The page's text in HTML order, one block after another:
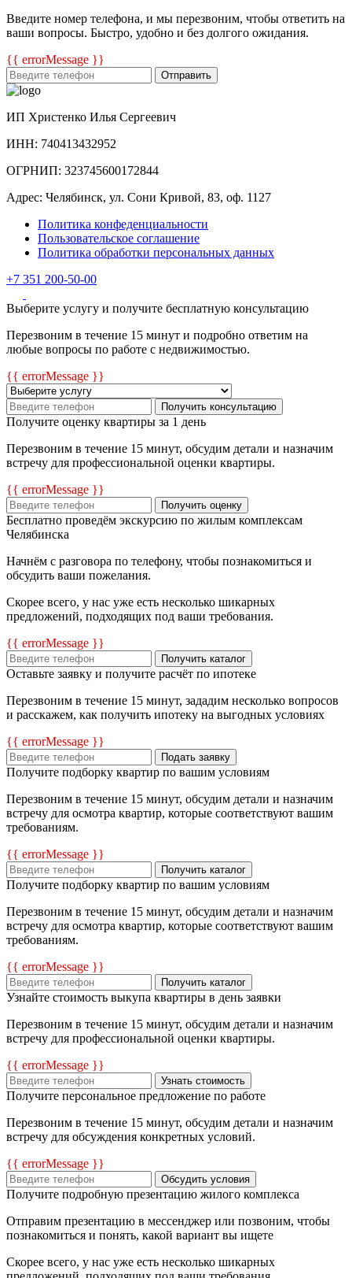
Введите номер телефона, и мы перезвоним, чтобы ответить на
ваши вопросы. Быстро, удобно и без долгого ожидания.
{{ errorMessage }}
Отправить
ИП Христенко Илья Сергеевич
ИНН: 740413432952
ОГРНИП: 323745600172844
Адрес: Челябинск, ул. Сони Кривой, 83, оф. 1127
Политика конфеденциальности
Пользовательское соглашение
Политика обработки персональных данных
+7 351 200-50-00
Выберите услугу и получите бесплатную консультацию
Перезвоним в течение 15 минут и подробно ответим на
любые вопросы по работе с недвижимостью.
{{ errorMessage }}
Получить консультацию
Получите оценку квартиры за 1 день
Перезвоним в течение 15 минут, обсудим детали и назначим
встречу для профессиональной оценки квартиры.
{{ errorMessage }}
Получить оценку
Бесплатно проведём экскурсию по жилым комплексам
Челябинска
Начнём с разговора по телефону, чтобы познакомиться и
обсудить ваши пожелания.
Скорее всего, у нас уже есть несколько шикарных
предложений, подходящих под ваши требования.
{{ errorMessage }}
Получить каталог
Оставьте заявку и получите расчёт по ипотеке
Перезвоним в течение 15 минут, зададим несколько вопросов
и расскажем, как получить ипотеку на выгодных условиях
{{ errorMessage }}
Подать заявку
Получите подборку квартир по вашим условиям
Перезвоним в течение 15 минут, обсудим детали и назначим
встречу для осмотра квартир, которые соответствуют вашим
требованиям.
{{ errorMessage }}
Получить каталог
Получите подборку квартир по вашим условиям
Перезвоним в течение 15 минут, обсудим детали и назначим
встречу для осмотра квартир, которые соответствуют вашим
требованиям.
{{ errorMessage }}
Получить каталог
Узнайте стоимость выкупа квартиры в день заявки
Перезвоним в течение 15 минут, обсудим детали и назначим
встречу для профессиональной оценки квартиры.
{{ errorMessage }}
Узнать стоимость
Получите персональное предложение по работе
Перезвоним в течение 15 минут, обсудим детали и назначим
встречу для обсуждения конкретных условий.
{{ errorMessage }}
Обсудить условия
Получите подробную презентацию жилого комплекса
Отправим презентацию в мессенджер или позвоним, чтобы
познакомиться и понять, какой вариант вы ищете
Скорее всего, у нас уже есть несколько шикарных